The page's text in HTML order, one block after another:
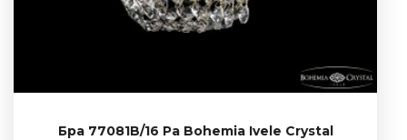
Бра 77081B/16 Pa Bohemia Ivele Crystal